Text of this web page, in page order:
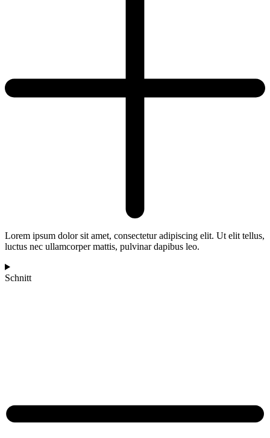
Lorem ipsum dolor sit amet, consectetur adipiscing elit. Ut elit tellus,
luctus nec ullamcorper mattis, pulvinar dapibus leo.
Schnitt